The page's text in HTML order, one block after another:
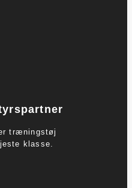
træningstøj
klasse.